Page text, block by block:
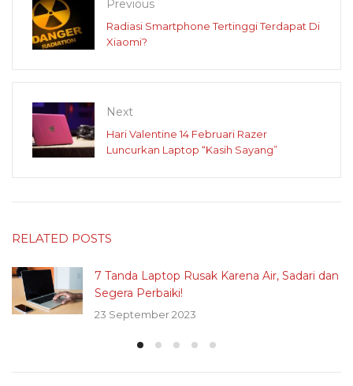
Previous
Radiasi Smartphone Tertinggi Terdapat Di
Xiaomi?
Next
Hari Valentine 14 Februari Razer
Luncurkan Laptop “Kasih Sayang”
RELATED POSTS
7 Tanda Laptop Rusak Karena Air, Sadari dan
Segera Perbaiki!
23 September 2023